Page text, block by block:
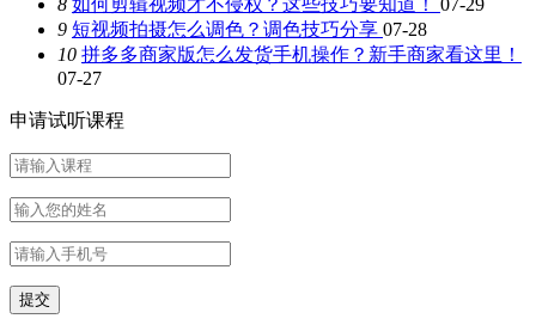
9 短视频拍摄怎么调色？调色技巧分享 07-28
10 拼多多商家版怎么发货手机操作？新手商家看这里！
07-27
申请试听课程